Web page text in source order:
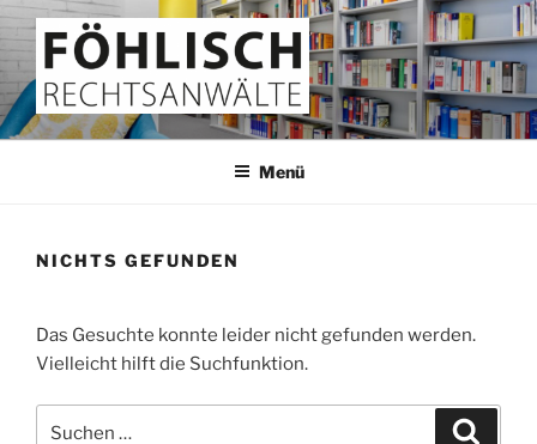
Zum
Inhalt
springen
FÖHLISCH
Rechtsanwälte
Menü
NICHTS GEFUNDEN
Das Gesuchte konnte leider nicht gefunden werden.
Vielleicht hilft die Suchfunktion.